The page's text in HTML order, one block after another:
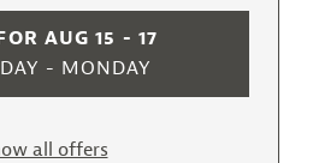
AUG 15 - 17
- MONDAY
all offers